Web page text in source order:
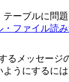
ーブルに問
・ファイル読
るメッセージ
うにするには